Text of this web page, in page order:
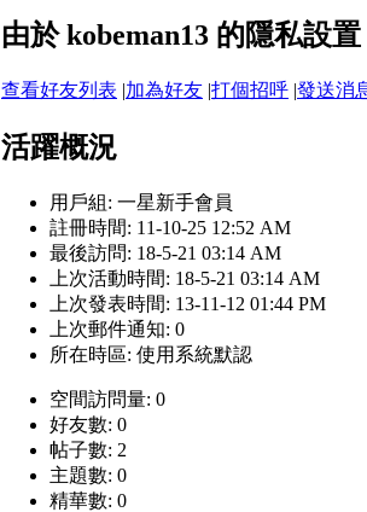
由於 kobeman13 的隱私設
查看好友列表 |加為好友 |打個招呼 |發送消
活躍概況
用戶組: 一星新手會員
註冊時間: 11-10-25 12:52 AM
最後訪問: 18-5-21 03:14 AM
上次活動時間: 18-5-21 03:14 AM
上次發表時間: 13-11-12 01:44 PM
上次郵件通知: 0
所在時區: 使用系統默認
空間訪問量: 0
好友數: 0
帖子數: 2
主題數: 0
精華數: 0